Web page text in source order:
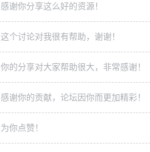
感谢你分享这么好的资源！
这个讨论对我很有帮助，谢谢！
你的分享对大家帮助很大，非常感谢！
感谢你的贡献，论坛因你而更加精彩！
为你点赞！